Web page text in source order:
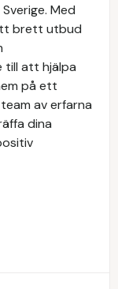
Med
brett utbud
till att hjälpa
på ett
av erfarna
dina